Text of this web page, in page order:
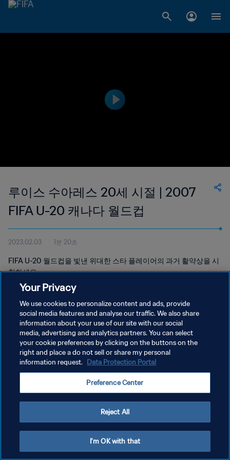
루이스 수아레스 20세 시절 | 2007
FIFA U-20 캐나다 월드컵
2023.02.03 1분 20초
FIFA U-20 월드컵을 빛낸 위대한 스타 플레이어의 과거 활약상을 시
청하세요.
개인정보 보호정책
서비스 약관
쿠키 기본 설정 관리
Your Privacy
We use cookies to personalize content and ads, provide
social media features and analyse our traffic. We also share
information about your use of our site with our social
media, advertising and analytics partners. You can select
your cookie preferences by clicking on the buttons on the
right and place a do not sell or share my personal
information request. Data Protection Portal
Preference Center
Reject All
I'm OK with that